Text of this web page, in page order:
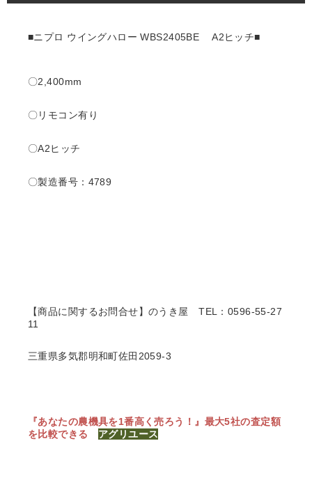
■ニプロ ウイングハロー WBS2405BE A2ヒッチ■
〇2,400mm
〇リモコン有り
〇A2ヒッチ
〇製造番号：4789
【商品に関するお問合せ】のうき屋TEL：0596-55-27
11
三重県多気郡明和町佐田2059-3
『あなたの農機具を1番高く売ろう！』 最大5社の査定額
を比較できる アグリユース